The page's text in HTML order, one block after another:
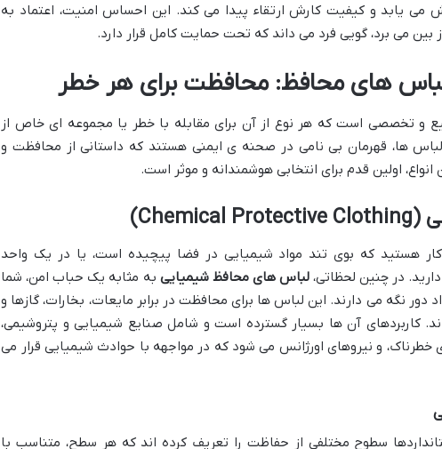
می یابد و کیفیت کارش ارتقاء پیدا می کند. این احساس امنیت، اعتماد به
بین می برد، گویی فرد می داند که تحت حمایت کامل قرار دارد.
لباس های محافظ: محافظت برای هر خطر
و تخصصی است که هر نوع از آن برای مقابله با خطر یا مجموعه ای خاص از
ها، قهرمان بی نامی در صحنه ی ایمنی هستند که داستانی از محافظت و
اولین قدم برای انتخابی هوشمندانه و موثر است.
(Chemical Protective Clothing)
هستید که بوی تند مواد شیمیایی در فضا پیچیده است، یا در یک واحد
در چنین لحظاتی،لباس های محافظ شیمیایی به مثابه یک حباب امن، شما
دور نگه می دارند. این لباس ها برای محافظت در برابر مایعات، بخارات، گازها و
کاربردهای آن ها بسیار گسترده است و شامل صنایع شیمیایی و پتروشیمی،
خطرناک، و نیروهای اورژانس می شود که در مواجهه با حوادث شیمیایی قرار می
سطوح مختلفی از حفاظت را تعریف کرده اند که هر سطح، متناسب با